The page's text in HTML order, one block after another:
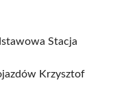
Stacja
Krzysztof